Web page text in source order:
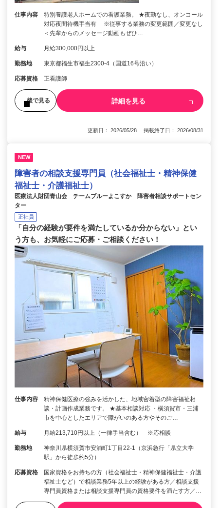
仕事内容
特別養護老人ホームでの看護業務。 ★夜勤なし、オンコール
対応夜間待機手当有 ※従事する業務の変更範囲／変更なし
＜先輩からのメッセージ動画もぜひ…
給与 月給300,000円以上
勤務地 東京都福生市福生2300-4（国道16号沿い）
応募資格 正看護師
後で見る 詳細を見る
更新日： 2026/05/28 掲載終了日： 2026/08/31
NEW
障害者の相談支援専門員（社会福祉士・精神保健
福祉士・介護福祉士）
医療法人財団青山会 チームブルーよこすか 障害者相談サポートセン
ター
正社員
「自分の経験が要件を満たしているか分からない」とい
う方も、お気軽にご応募・ご相談ください！
仕事内容
精神保健医療の強みを活かした、地域密着型の障害福祉相
談・計画作成業務です。 ★基本相談対応 ・横須賀市・三浦
市を中心としたエリアで障がいのある方やそのご…
給与 月給213,710円以上（一律手当含む） ※応相談
勤務地
神奈川県横須賀市安浦町1丁目22-1（京浜急行「県立大学
駅」から徒歩約5分）
応募資格
国家資格をお持ちの方（社会福祉士・精神保健福祉士・介護
福祉士など）で相談業務5年以上の経験がある方／相談支援
専門員資格または相談支援専門員の資格要件を満たす方／…